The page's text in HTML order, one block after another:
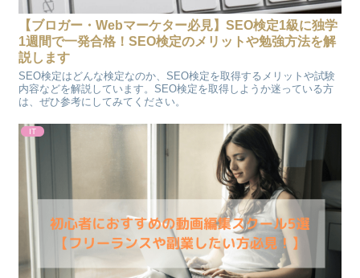
【ブロガー・Webマーケター必見】SEO検定1級に独学
1週間で一発合格！SEO検定のメリットや勉強方法を解
説します
SEO検定はどんな検定なのか、SEO検定を取得するメリットや試験
内容などを解説しています。SEO検定を取得しようか迷っている方
は、ぜひ参考にしてみてください。
IT